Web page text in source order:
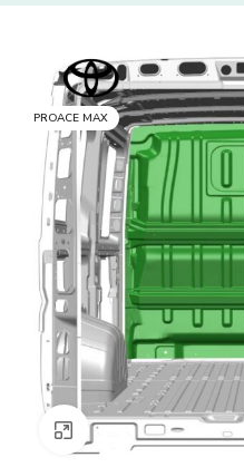
PROACE MAX
Zväčšiť obrázok